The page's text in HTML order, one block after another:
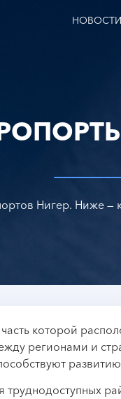
НОВОСТИ
Нигер. Ниже —
которой
регионами и